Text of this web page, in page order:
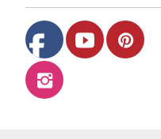
facebook youtube pinterest
instagram